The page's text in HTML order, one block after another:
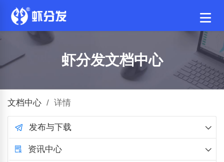
虾分发文档中心
文档中心 / 详情
发布与下载
资讯中心